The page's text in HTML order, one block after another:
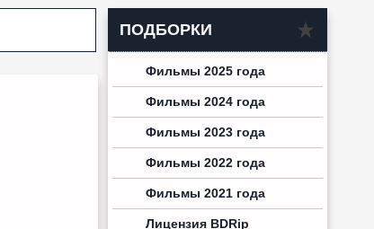
ПОДБОРКИ
Фильмы 2025 года
Фильмы 2024 года
Фильмы 2023 года
Фильмы 2022 года
Фильмы 2021 года
Лицензия BDRip